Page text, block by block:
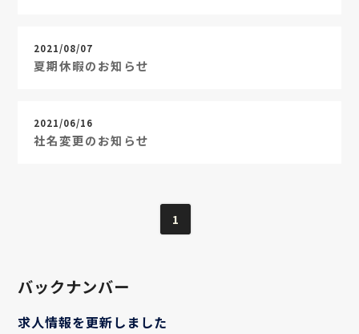
2021/08/07
夏期休暇のお知らせ
2021/06/16
社名変更のお知らせ
1
バックナンバー
求人情報を更新しました